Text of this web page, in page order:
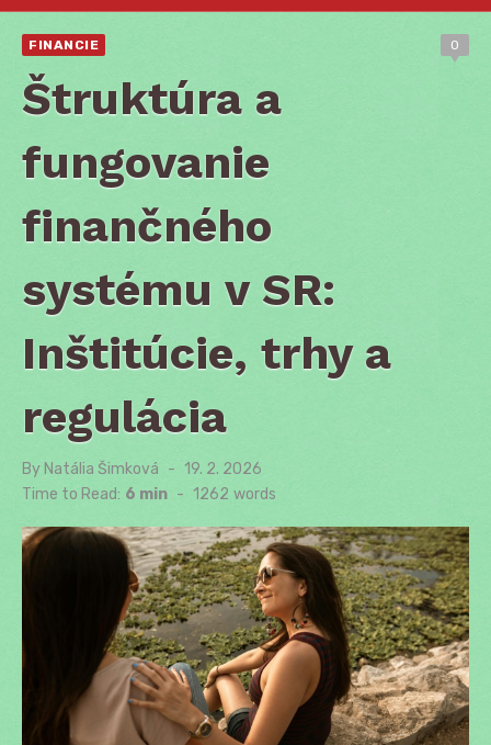
FINANCIE 0
Štruktúra a
fungovanie
finančného
systému v SR:
Inštitúcie, trhy a
regulácia
By Natália Šimková
Posted
on
19. 2. 2026
Time to Read: 6 min - 1262 words